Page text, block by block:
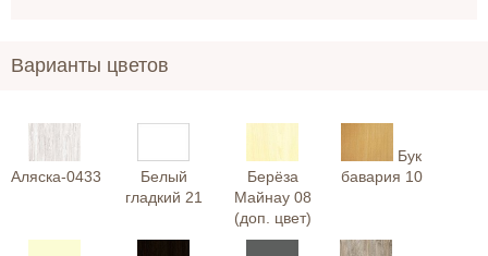
Варианты цветов
Аляска-0433
Белый
гладкий 21
Берёза
Майнау 08
(доп. цвет)
Бук
бавария 10